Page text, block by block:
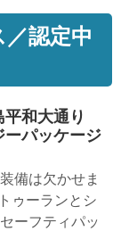
認定中
和大通り
ーパッケージ
備は欠かせま
ゥーランとシ
ーフティパッ